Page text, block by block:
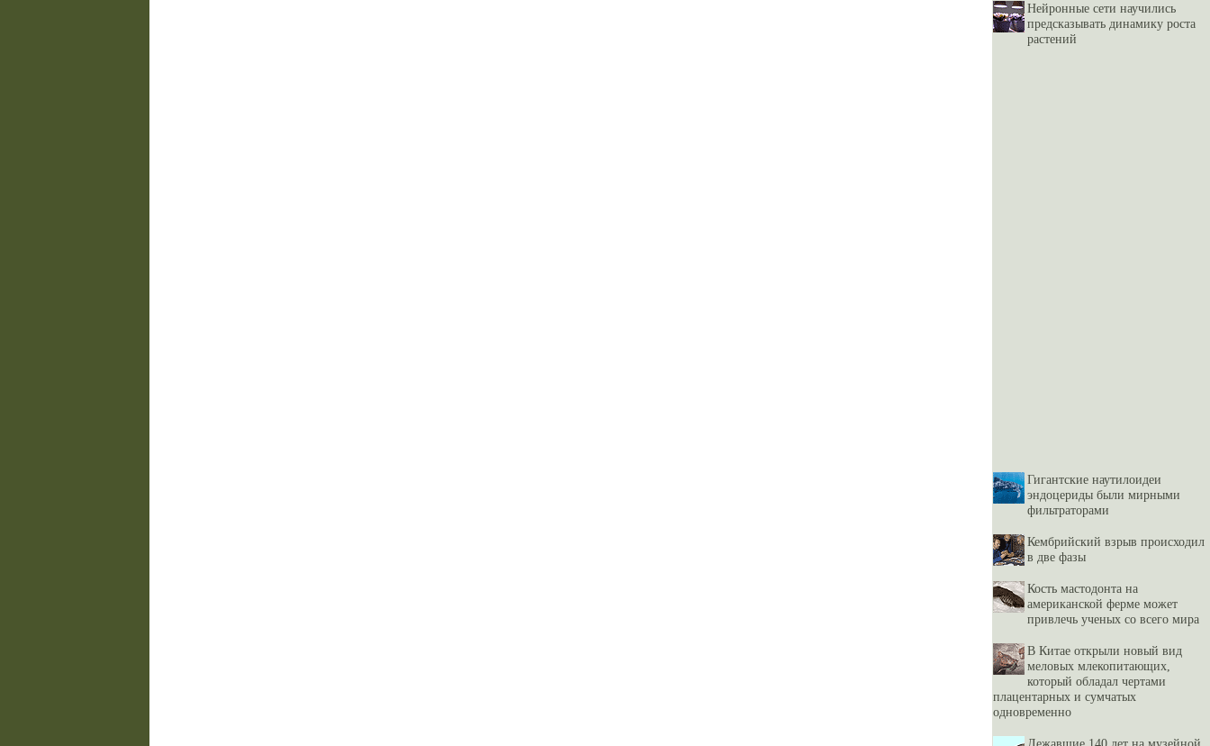
Нейронные сети научились
предсказывать динамику роста
растений
Гигантские наутилоидеи
эндоцериды были мирными
фильтраторами
Кембрийский взрыв происходил
в две фазы
Кость мастодонта на
американской ферме может
привлечь ученых со всего мира
В Китае открыли новый вид
меловых млекопитающих,
который обладал чертами
плацентарных и сумчатых
одновременно